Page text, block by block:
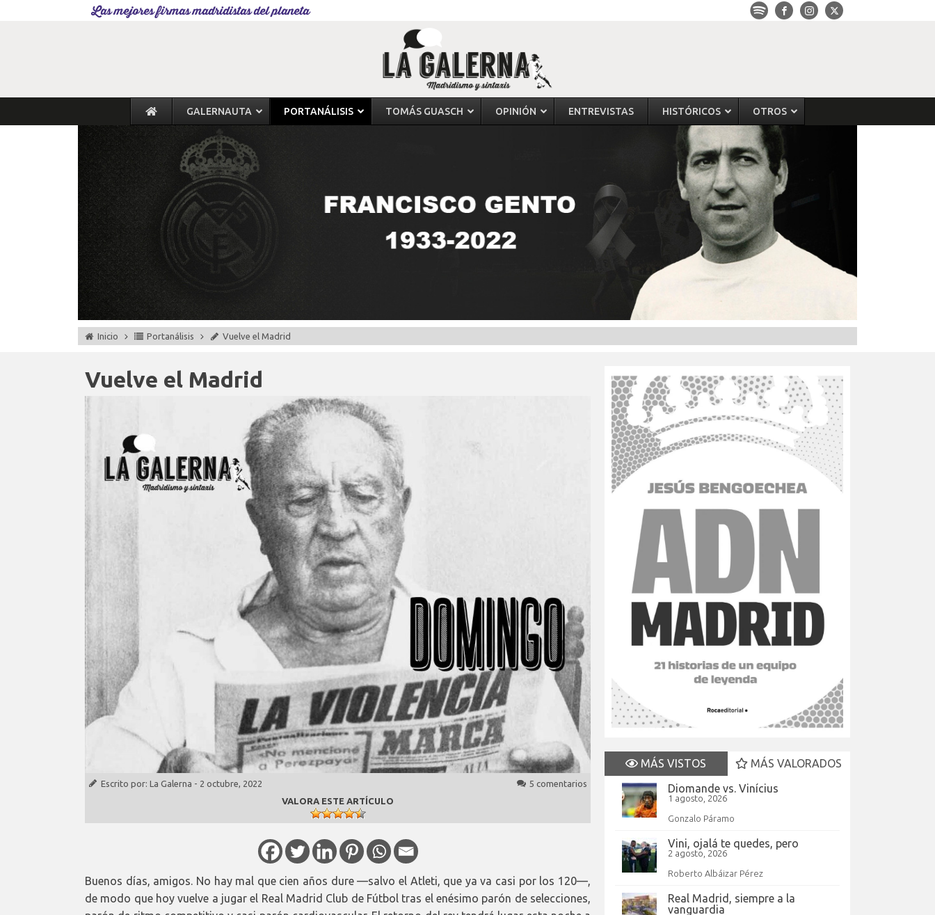
Las mejores firmas madridistas del planeta
GALERNAUTA PORTANÁLISIS TOMÁS GUASCH OPINIÓN ENTREVISTAS HISTÓRICOS OTROS
Inicio Portanálisis Vuelve el Madrid
Vuelve el Madrid
Escrito por: La Galerna - 2 octubre, 2022
5 comentarios
VALORA ESTE ARTÍCULO
Buenos días, amigos. No hay mal que cien años dure —salvo el Atleti, que ya va casi por los 120—,
de modo que hoy vuelve a jugar el Real Madrid Club de Fútbol tras el enésimo parón de selecciones,
MÁS VISTOS
MÁS VALORADOS
Diomande vs. Vinícius
1 agosto, 2026
Gonzalo Páramo
Vini, ojalá te quedes, pero
2 agosto, 2026
Roberto Albáizar Pérez
Real Madrid, siempre a la
vanguardia